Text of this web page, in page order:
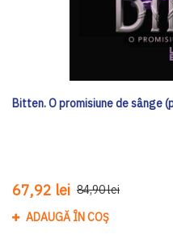
Bitten. O promisiune de sânge
67,92 lei 84,90 lei
ADAUGĂ ÎN COȘ